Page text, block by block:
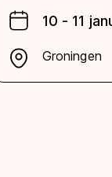
10 - 11
Groningen